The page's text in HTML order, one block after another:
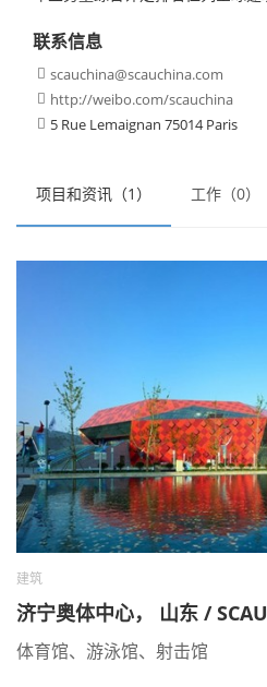
项目和资讯（1） 工作（0）
建筑
济宁奥体中心， 山东 /
体育馆、游泳馆、射击馆
联系信息
 scauchina@scauchina.com
 http://weibo.com/scauchina
 5 Rue Lemaignan 75014 Paris